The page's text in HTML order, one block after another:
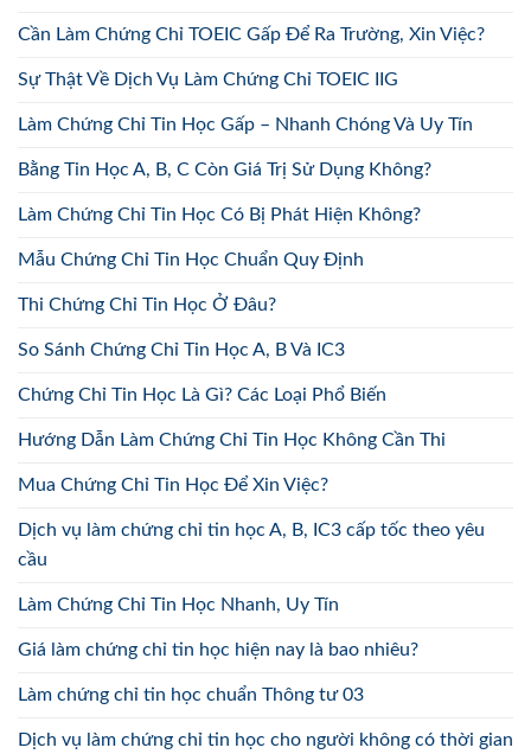
Cần Làm Chứng Chỉ TOEIC Gấp Để Ra Trường, Xin Việc?
Sự Thật Về Dịch Vụ Làm Chứng Chỉ TOEIC IIG
Làm Chứng Chỉ Tin Học Gấp – Nhanh Chóng Và Uy Tín
Bằng Tin Học A, B, C Còn Giá Trị Sử Dụng Không?
Làm Chứng Chỉ Tin Học Có Bị Phát Hiện Không?
Mẫu Chứng Chỉ Tin Học Chuẩn Quy Định
Thi Chứng Chỉ Tin Học Ở Đâu?
So Sánh Chứng Chỉ Tin Học A, B Và IC3
Chứng Chỉ Tin Học Là Gì? Các Loại Phổ Biến
Hướng Dẫn Làm Chứng Chỉ Tin Học Không Cần Thi
Mua Chứng Chỉ Tin Học Để Xin Việc?
Dịch vụ làm chứng chỉ tin học A, B, IC3 cấp tốc theo yêu
cầu
Làm Chứng Chỉ Tin Học Nhanh, Uy Tín
Giá làm chứng chỉ tin học hiện nay là bao nhiêu?
Làm chứng chỉ tin học chuẩn Thông tư 03
Dịch vụ làm chứng chỉ tin học cho người không có thời gian